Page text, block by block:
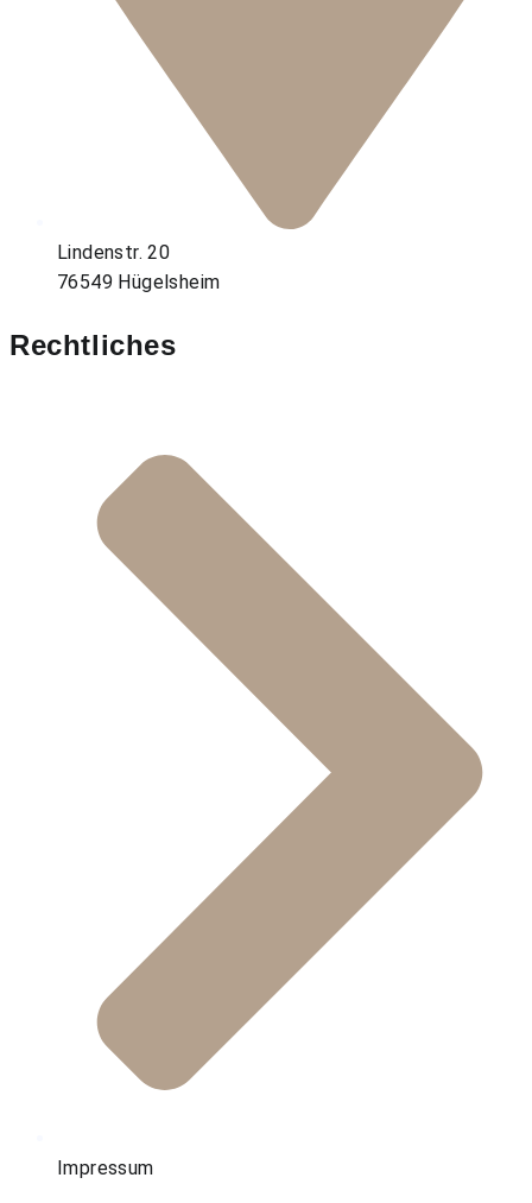
Lindenstr. 20
76549 Hügelsheim
Rechtliches
Impressum